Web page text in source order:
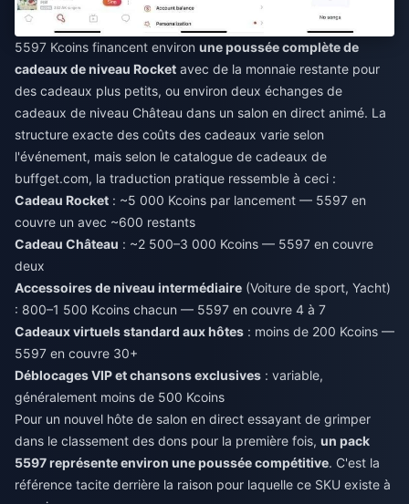
5597 Kcoins financent environ une poussée complète de
cadeaux de niveau Rocket avec de la monnaie restante pour
des cadeaux plus petits, ou environ deux échanges de
cadeaux de niveau Château dans un salon en direct animé. La
structure exacte des coûts des cadeaux varie selon
l'événement, mais selon le catalogue de cadeaux de
buffget.com, la traduction pratique ressemble à ceci :
Cadeau Rocket : ~5 000 Kcoins par lancement — 5597 en
couvre un avec ~600 restants
Cadeau Château : ~2 500–3 000 Kcoins — 5597 en couvre
deux
Accessoires de niveau intermédiaire (Voiture de sport, Yacht)
: 800–1 500 Kcoins chacun — 5597 en couvre 4 à 7
Cadeaux virtuels standard aux hôtes : moins de 200 Kcoins —
5597 en couvre 30+
Déblocages VIP et chansons exclusives : variable,
généralement moins de 500 Kcoins
Pour un nouvel hôte de salon en direct essayant de grimper
dans le classement des dons pour la première fois, un pack
5597 représente environ une poussée compétitive. C'est la
référence tacite derrière la raison pour laquelle ce SKU existe à